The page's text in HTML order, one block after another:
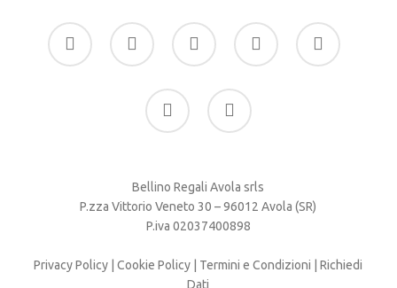
facebook
google-
plus
instagram whatsapp tiktok
phone email
Bellino Regali Avola srls
P.zza Vittorio Veneto 30 – 96012 Avola (SR)
P.iva 02037400898
Privacy Policy |Cookie Policy Termini e Condizioni |Richiedi
Dati